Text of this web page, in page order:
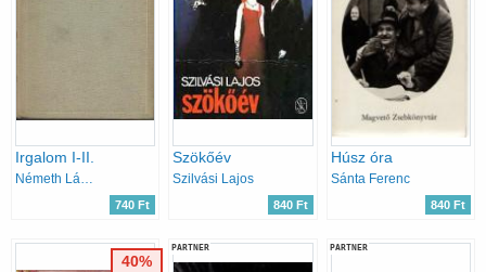
Irgalom I-II.
740 Ft
Szökőév
Szilvási Lajos
840 Ft
Húsz óra
Sánta Ferenc
840 Ft
40%
PARTNER PARTNER